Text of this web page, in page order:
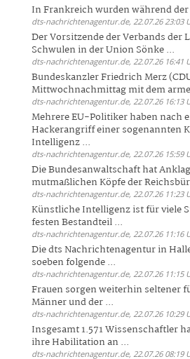
In Frankreich wurden während
dts-nachrichtenagentur.de, 22.07.26 23:03
Der Vorsitzende der Verbands der
Schwulen in der Union Sönke ...
dts-nachrichtenagentur.de, 22.07.26 16:41
Bundeskanzler Friedrich Merz
Mittwochnachmittag mit dem
dts-nachrichtenagentur.de, 22.07.26 16:13
Mehrere EU-Politiker haben nach
Hackerangriff einer sogenannten
Intelligenz ...
dts-nachrichtenagentur.de, 22.07.26 15:59
Die Bundesanwaltschaft hat
mutmaßlichen Köpfe der
dts-nachrichtenagentur.de, 22.07.26 11:23
Künstliche Intelligenz ist für viele
festen Bestandteil ...
dts-nachrichtenagentur.de, 22.07.26 11:16
Die dts Nachrichtenagentur in
soeben folgende ...
dts-nachrichtenagentur.de, 22.07.26 11:15
Frauen sorgen weiterhin seltener
Männer und der ...
dts-nachrichtenagentur.de, 22.07.26 10:29
Insgesamt 1.571 Wissenschaftler
ihre Habilitation an ...
dts-nachrichtenagentur.de, 22.07.26 08:19